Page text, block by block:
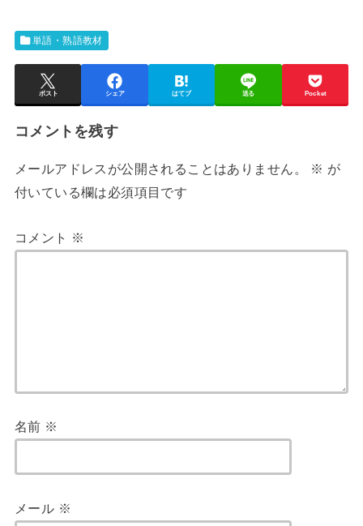
単語・熟語教材
ポスト シェア はてブ 送る Pocket
コメントを残す
メールアドレスが公開されることはありません。 ※ が
付いている欄は必須項目です
コメント ※
名前 ※
メール ※